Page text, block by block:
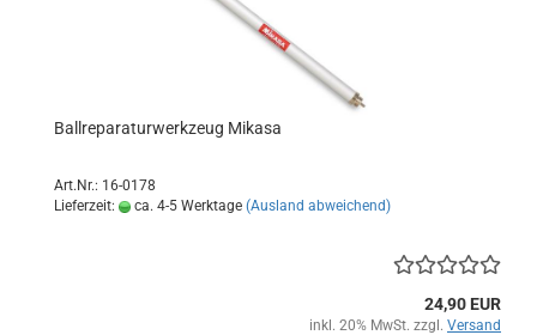
Ballreparaturwerkzeug Mikasa
Art.Nr.: 16-0178
Lieferzeit:
ca. 4-5 Werktage (Ausland abweichend)
24,90 EUR
inkl. 20% MwSt. zzgl. Versand